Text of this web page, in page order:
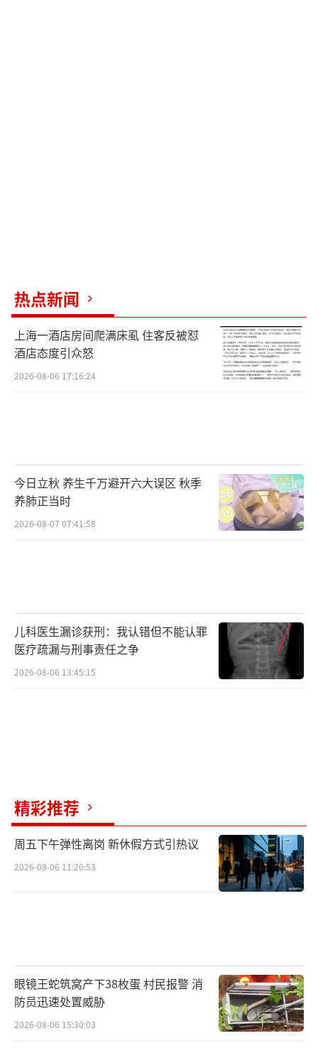
热点新闻
上海一酒店房间爬满床虱 住客反被怼
酒店态度引众怒
2026-08-06 17:16:24
今日立秋 养生千万避开六大误区 秋季
养肺正当时
2026-08-07 07:41:58
儿科医生漏诊获刑：我认错但不能认罪
医疗疏漏与刑事责任之争
2026-08-06 13:45:15
精彩推荐
周五下午弹性离岗 新休假方式引热议
2026-08-06 11:20:53
眼镜王蛇筑窝产下38枚蛋 村民报警 消
防员迅速处置威胁
2026-08-06 15:30:03